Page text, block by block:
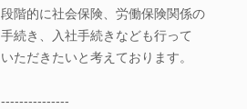
段階的に社会保険、労働保険関係の
手続き、入社手続きなども行って
いただきたいと考えております。
---------------